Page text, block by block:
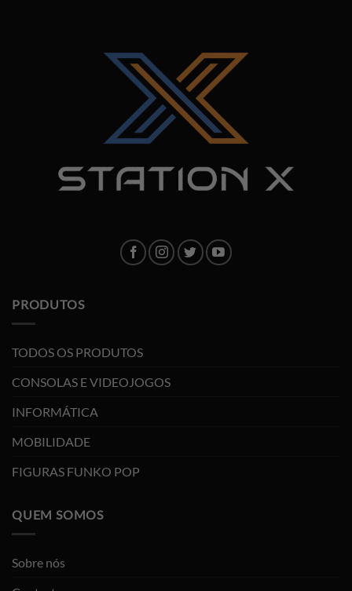
PRODUTOS
TODOS OS PRODUTOS
CONSOLAS E VIDEOJOGOS
INFORMÁTICA
MOBILIDADE
FIGURAS FUNKO POP
QUEM SOMOS
Sobre nós